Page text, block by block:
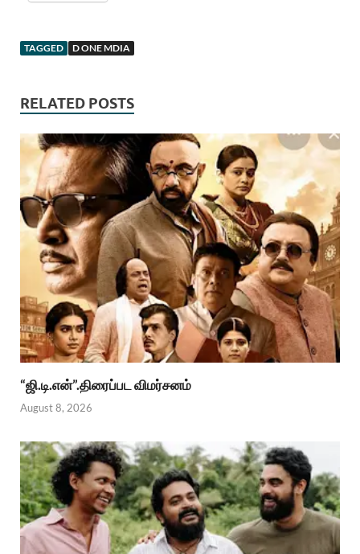
TAGGED D ONE MDIA
RELATED POSTS
“ஜி.டி.என்”.திரைப்பட விமர்சனம்
August 8, 2026